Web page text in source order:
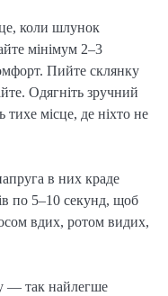
коли шлунок
мінімум 2–3
Пийте склянку
Одягніть зручний
тихе місце, де ніхто не
в них краде
по 5–10 секунд, щоб
вдих, ротом видих,
— так найлегше